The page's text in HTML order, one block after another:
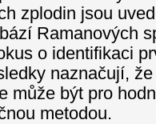
zplodin jsou
Ramanových
o identifikaci
naznačují,
může být pro
metodou.